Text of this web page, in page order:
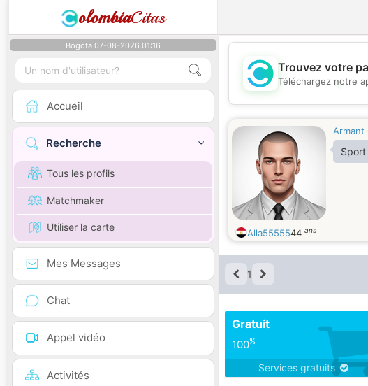
olombiaCitas
Bogota 07-08-2026 01:16
Accueil
Recherche
Tous les profils
Matchmaker
Utiliser la carte
Mes Messages
Chat
Appel vidéo
Activités
💖
Trouvez votre
Téléchargez notre
Armant
Alla5555544 ans
1
Gratuit
100%
Services gratuits